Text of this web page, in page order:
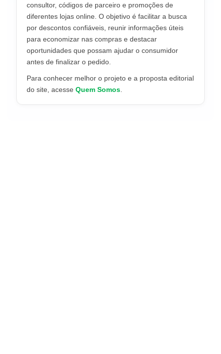
consultor, códigos de parceiro e promoções de
diferentes lojas online. O objetivo é facilitar a busca
por descontos confiáveis, reunir informações úteis
para economizar nas compras e destacar
oportunidades que possam ajudar o consumidor
antes de finalizar o pedido.
Para conhecer melhor o projeto e a proposta editorial
do site, acesse Quem Somos